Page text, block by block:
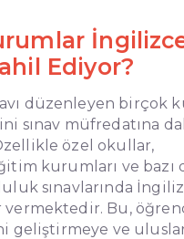
Ediyor?
düzenleyen birçok
sınav müfredatına
özel okullar,
kurumları ve bazı
sınavlarında
vermektedir. Bu,
geliştirmeye ve